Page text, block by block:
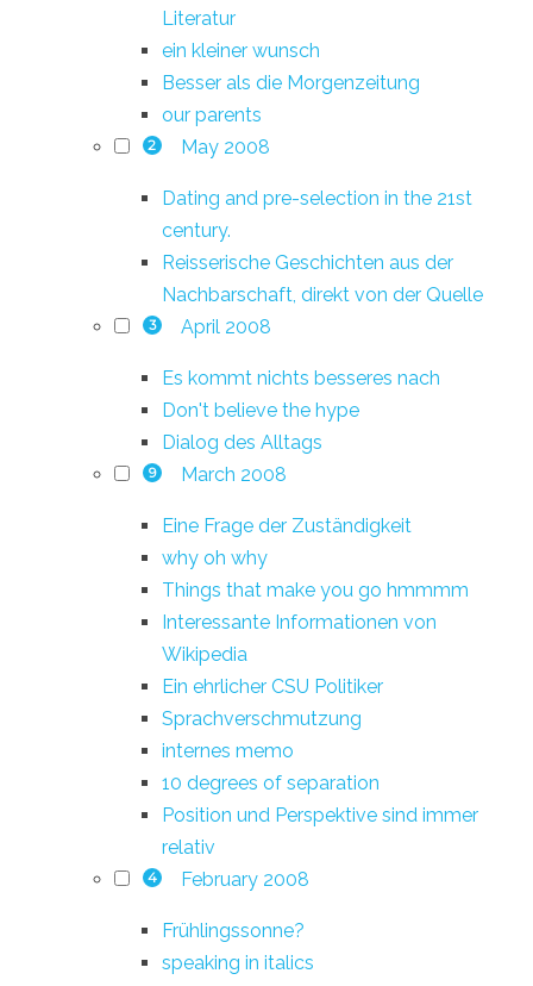
Literatur
ein kleiner wunsch
Besser als die Morgenzeitung
our parents
2 May 2008
Dating and pre-selection in the 21st
century.
Reisserische Geschichten aus der
Nachbarschaft, direkt von der Quelle
3 April 2008
Es kommt nichts besseres nach
Don't believe the hype
Dialog des Alltags
9 March 2008
Eine Frage der Zuständigkeit
why oh why
Things that make you go hmmmm
Interessante Informationen von
Wikipedia
Ein ehrlicher CSU Politiker
Sprachverschmutzung
internes memo
10 degrees of separation
Position und Perspektive sind immer
relativ
4 February 2008
Frühlingssonne?
speaking in italics